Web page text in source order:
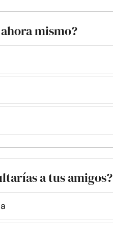
mismo?
a tus amigos?